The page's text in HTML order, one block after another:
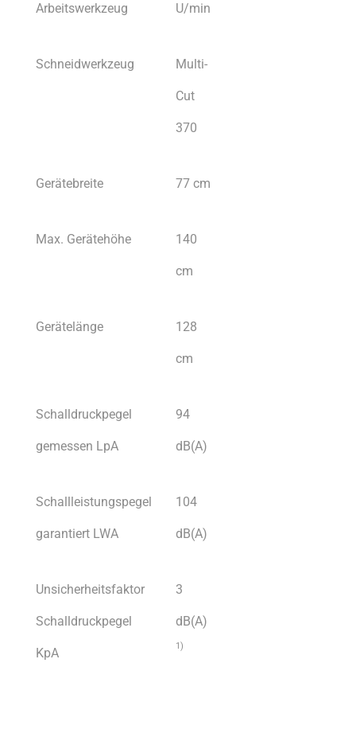
Arbeitswerkzeug U/min
Schneidwerkzeug Multi-
Cut
370
Gerätebreite 77 cm
Max. Gerätehöhe 140
cm
Gerätelänge 128
cm
Schalldruckpegel
gemessen LpA
94
dB(A)
Schallleistungspegel
garantiert LWA
104
dB(A)
Unsicherheitsfaktor
Schalldruckpegel
KpA
3
dB(A)
1)